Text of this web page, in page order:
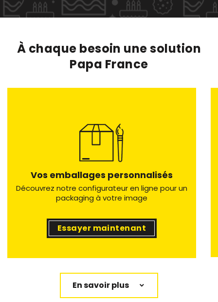
À chaque besoin une solution
Papa France
Vos emballages personnalisés
Découvrez notre configurateur en ligne pour un
packaging à votre image
Essayer maintenant
En savoir plus